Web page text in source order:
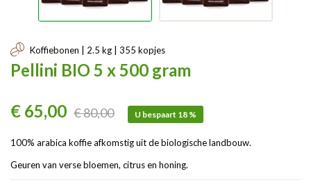
Koffiebonen | 2.5 kg | 355 kopjes
Pellini BIO 5 x 500 gram
€ 65,00 € 80,00 U bespaart 18 %
100% arabica koffie afkomstig uit de biologische landbouw.
Geuren van verse bloemen, citrus en honing.